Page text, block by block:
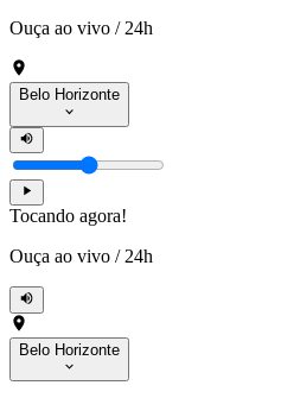
Ouça ao vivo / 24h
Belo Horizonte
Tocando agora!
Ouça ao vivo / 24h
Belo Horizonte